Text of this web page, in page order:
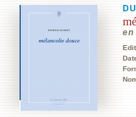
en